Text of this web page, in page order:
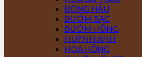
ĐÔNG HẦU
BƯỚM BẠC
BƯỚM HỒNG
HUỲNH ANH
HOA HỒNG